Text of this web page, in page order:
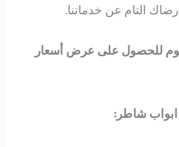
التام عن خدماتنا.
للحصول على عرض أسعار
ابواب شاطر: